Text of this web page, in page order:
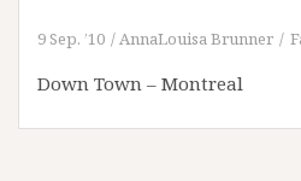
9 Sep. ’10 AnnaLouisa Brunner
Down Town – Montreal